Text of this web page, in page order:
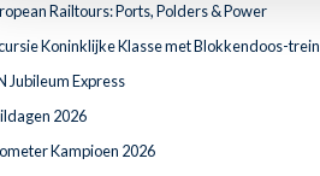
Railtours: Ports, Polders & Power
Koninklijke Klasse met Blokkendoos-trein
Jubileum Express
2026
Kampioen 2026